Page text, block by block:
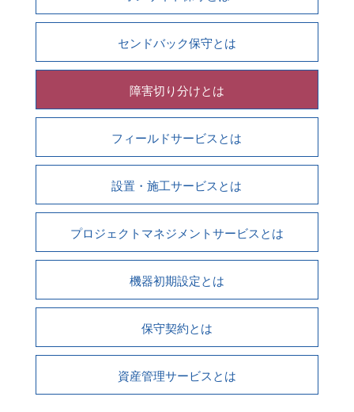
センドバック保守とは
障害切り分けとは
フィールドサービスとは
設置・施工サービスとは
プロジェクトマネジメントサービスとは
機器初期設定とは
保守契約とは
資産管理サービスとは